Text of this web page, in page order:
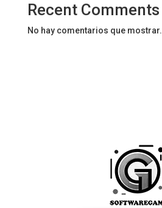
Recent Comments
No hay comentarios que mostrar.